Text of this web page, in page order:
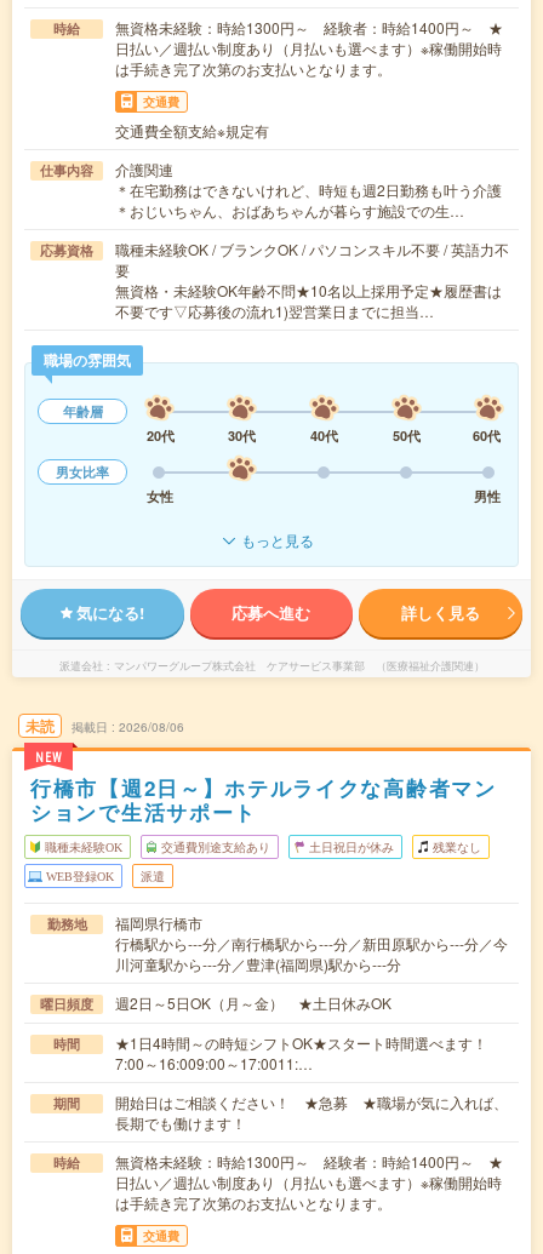
時給
無資格未経験：時給1300円～ 経験者：時給1400円～ ★
日払い／週払い制度あり（月払いも選べます）※稼働開始時
は手続き完了次第のお支払いとなります。
交通費
交通費全額支給※規定有
仕事内容
介護関連
＊在宅勤務はできないけれど、時短も週2日勤務も叶う介護
＊おじいちゃん、おばあちゃんが暮らす施設での生…
応募資格
職種未経験OK / ブランクOK / パソコンスキル不要 / 英語力不
要
無資格・未経験OK年齢不問★10名以上採用予定★履歴書は
不要です▽応募後の流れ1)翌営業日までに担当…
職場の雰囲気
年齢層
20代
30代 40代 50代
60代
男女比率
女性
男性
もっと見る
気になる! 応募へ進む 詳しく見る
派遣会社 マンパワーグループ株式会社 ケアサービス事業部 （医療福祉介護関連）
未読
NEW
掲載日 2026/08/06
行橋市【週2日～】ホテルライクな高齢者マン
ションで生活サポート
職種未経験OK 交通費別途支給あり 土日祝日が休み 残業なし
WEB登録OK 派遣
勤務地
福岡県行橋市
行橋駅から---分／南行橋駅から---分／新田原駅から---分／今
川河童駅から---分／豊津(福岡県)駅から---分
曜日頻度 週2日～5日OK（月～金） ★土日休みOK
時間
★1日4時間～の時短シフトOK★スタート時間選べます！
7:00～16:009:00～17:0011:…
期間
開始日はご相談ください！ ★急募 ★職場が気に入れば、
長期でも働けます！
時給
無資格未経験：時給1300円～ 経験者：時給1400円～ ★
日払い／週払い制度あり（月払いも選べます）※稼働開始時
は手続き完了次第のお支払いとなります。
交通費